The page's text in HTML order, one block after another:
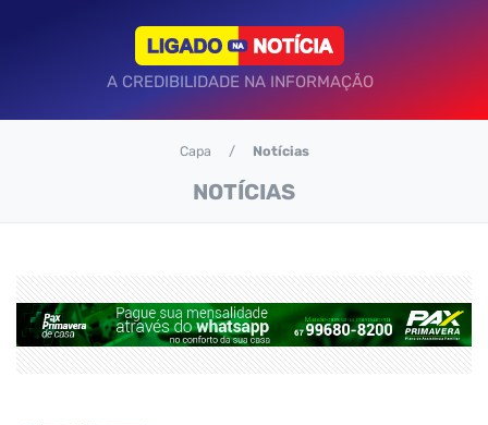
A CREDIBILIDADE NA INFORMAÇÃO
NOTÍCIAS
Capa Notícias